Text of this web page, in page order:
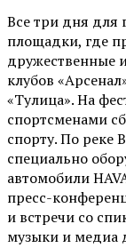
Все три дня для
площадки, где
дружественные
клубов
«Тулица». На
спортсменами
спорту. По реке
специально
автомобили
пресс-
и встречи со
музыки и медиа